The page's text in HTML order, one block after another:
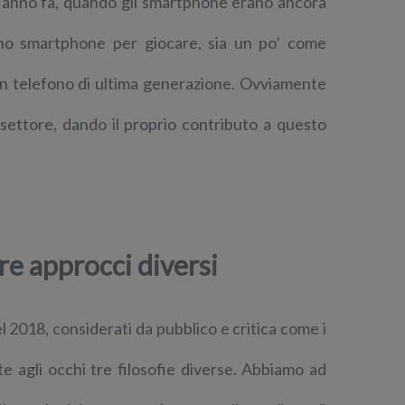
smartphone per giocare, sia un po’ come
telefono di ultima generazione. Ovviamente
dando il proprio contributo a questo
approcci diversi
considerati da pubblico e critica come i
agli occhi tre filosofie diverse. Abbiamo ad